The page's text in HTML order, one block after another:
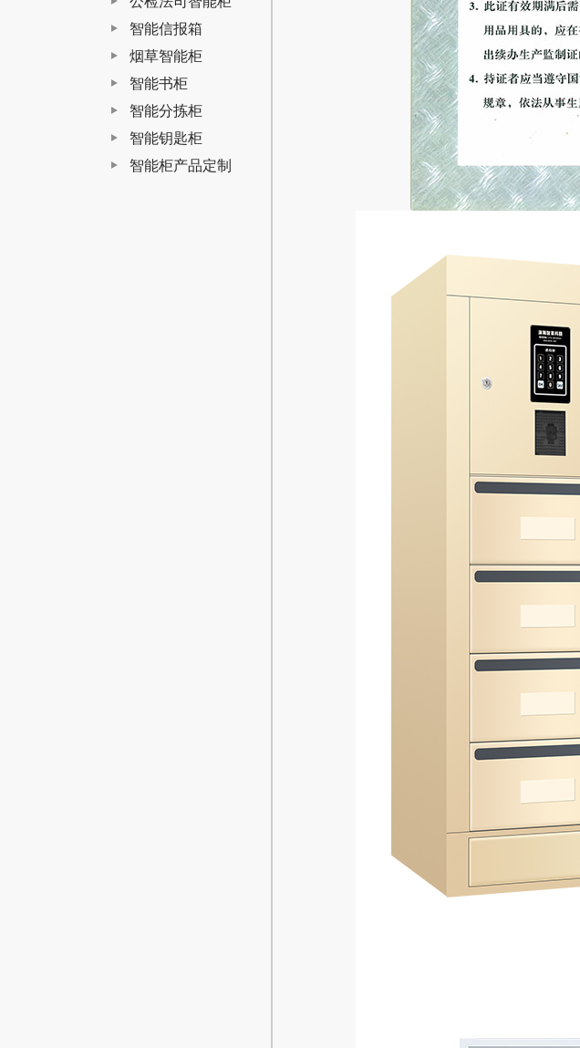
智能信报箱
烟草智能柜
智能书柜
智能分拣柜
智能钥匙柜
智能柜产品定制